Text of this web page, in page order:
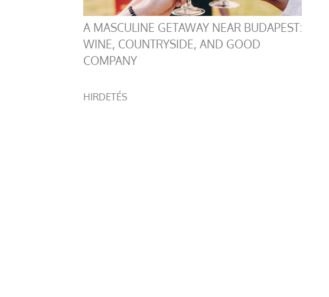
A MASCULINE GETAWAY NEAR BUDAPEST:
WINE, COUNTRYSIDE, AND GOOD
COMPANY
HIRDETÉS